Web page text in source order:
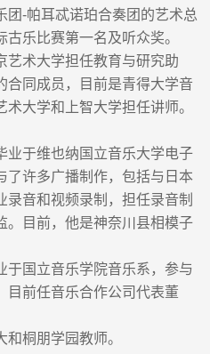
团-帕耳忒诺珀合奏团的艺术总
乐比赛第一名及听众奖。
艺术大学担任教育与研究助
合同成员，目前是青得大学音
大学和上智大学担任讲师。
业于维也纳国立音乐大学电子
了许多广播制作，包括与日本
录音和视频录制，担任录音制
。目前，他是神奈川县相模子
于国立音乐学院音乐系，参与
目前任音乐合作公司代表董
和桐朋学园教师。